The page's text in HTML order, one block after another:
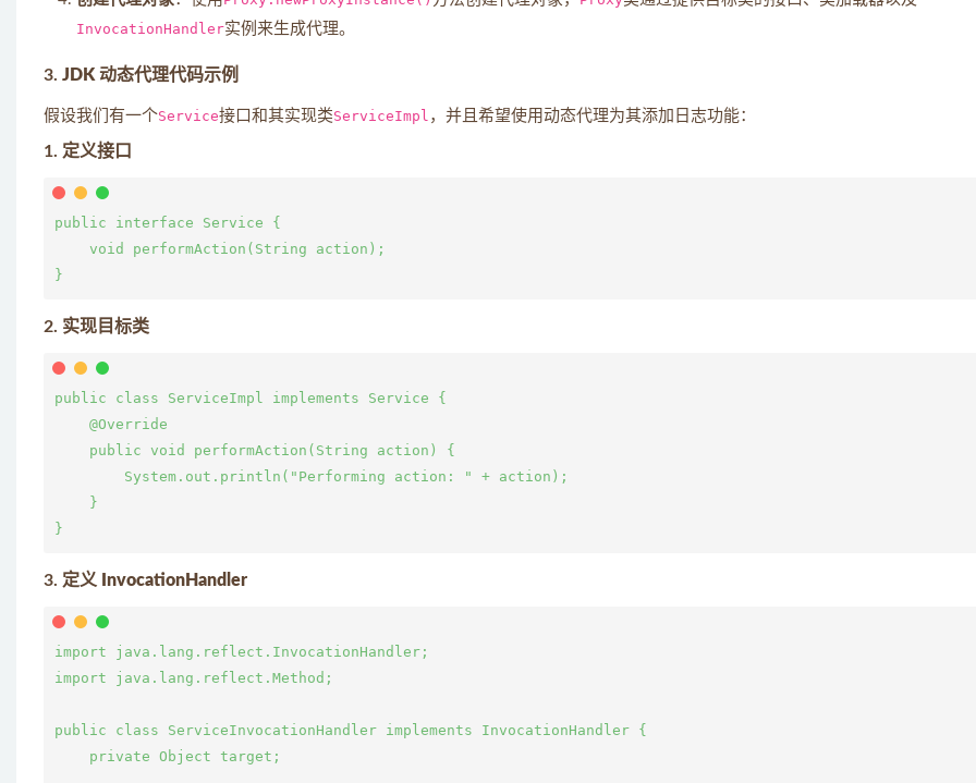
InvocationHandler实例来生成代理。
3. JDK 动态代理代码示例
假设我们有一个Service接口和其实现类ServiceImpl ，并且希望使用动态代理为其添加日志功能：
1. 定义接口
public interface Service {
    void performAction(String action);
2. 实现目标类
public class ServiceImpl implements Service {
    @Override
    public void performAction(String action) {
        System.out.println("Performing action: " + action);
    }
3. 定义 InvocationHandler
import java.lang.reflect.InvocationHandler;
import java.lang.reflect.Method;
public class ServiceInvocationHandler implements InvocationHandler {
    private Object target;